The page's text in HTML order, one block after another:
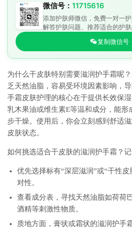
微信号： 11715616
添加护肤师微信，免费一对一
解答护肤问题、推荐适合的护
复制微信号
为什么干皮肤特别需要滋润护手霜呢
乏天然油脂，容易受环境因素影响，
手霜皮肤护理的核心在于提供长效保湿
乳木果油或维生素E等温和成分，能形
步干燥。使用后，你会立刻感到舒适
皮肤状态。
如何挑选适合干皮肤的滋润护手霜？
优先选择标有“深层滋润”或“干性
对性。
查看成分表，寻找天然油脂如荷荷
酒精等刺激性物质。
质地方面，膏状或霜状的滋润护手